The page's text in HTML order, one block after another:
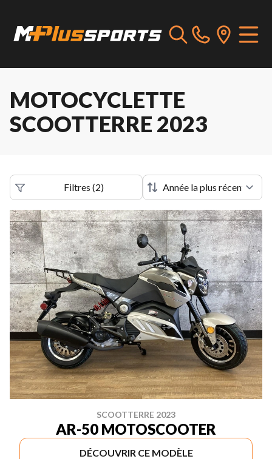
MOTOCYCLETTE
SCOOTTERRE 2023
Filtres (2)
SCOOTTERRE 2023
AR-50 MOTOSCOOTER
DÉCOUVRIR CE MODÈLE